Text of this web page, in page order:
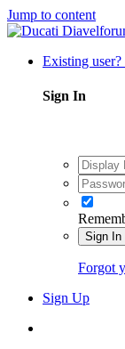
Jump to content
Existing
Sign In
Sign In
Forgot
Sign Up